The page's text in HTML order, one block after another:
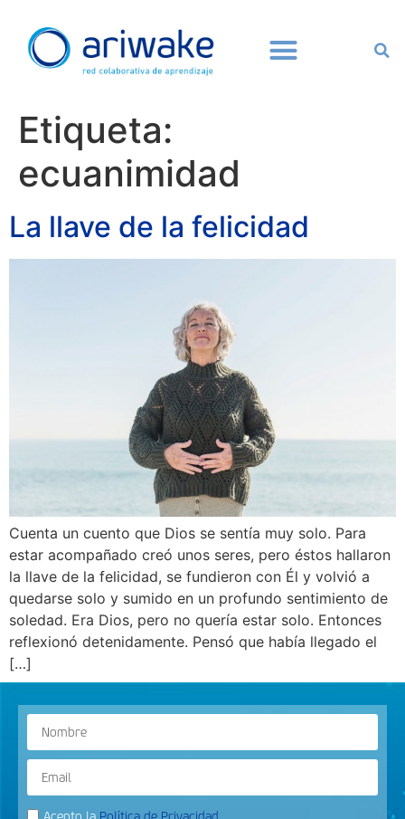
Etiqueta:
ecuanimidad
La llave de la felicidad
Cuenta un cuento que Dios se sentía muy solo. Para
estar acompañado creó unos seres, pero éstos hallaron
la llave de la felicidad, se fundieron con Él y volvió a
quedarse solo y sumido en un profundo sentimiento de
soledad. Era Dios, pero no quería estar solo. Entonces
reflexionó detenidamente. Pensó que había llegado el
[…]